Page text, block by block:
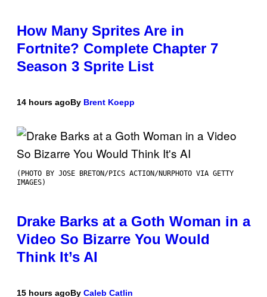
How Many Sprites Are in
Fortnite? Complete Chapter 7
Season 3 Sprite List
14 hours agoBy Brent Koepp
(PHOTO BY JOSE BRETON/PICS ACTION/NURPHOTO VIA GETTY
IMAGES)
Drake Barks at a Goth Woman in a
Video So Bizarre You Would
Think It’s AI
15 hours agoBy Caleb Catlin